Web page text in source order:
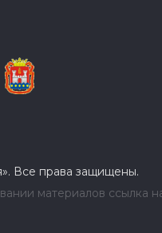
Все права защищены.
материалов ссылка